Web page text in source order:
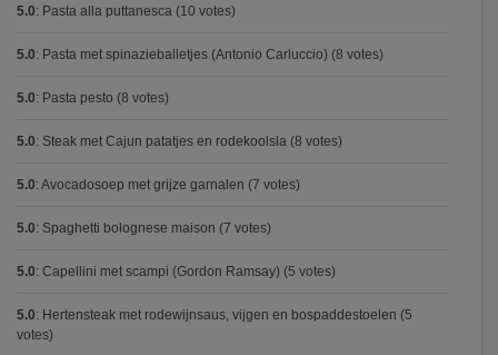
5.0: Pasta alla puttanesca (10 votes)
5.0: Pasta met spinazieballetjes (Antonio Carluccio) (8 votes)
5.0: Pasta pesto (8 votes)
5.0: Steak met Cajun patatjes en rodekoolsla (8 votes)
5.0: Avocadosoep met grijze garnalen (7 votes)
5.0: Spaghetti bolognese maison (7 votes)
5.0: Capellini met scampi (Gordon Ramsay) (5 votes)
5.0: Hertensteak met rodewijnsaus, vijgen en bospaddestoelen (5
votes)